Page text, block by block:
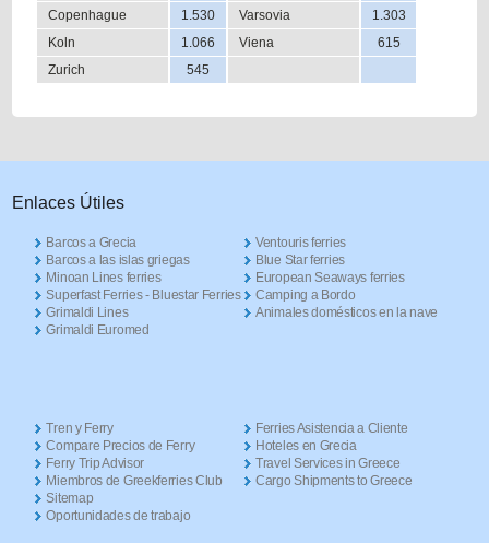
Copenhague
1.530 Varsovia
1.303
Koln
1.066 Viena
615
Zurich
545
Enlaces Útiles
Barcos a Grecia
Barcos a las islas griegas
Minoan Lines ferries
Superfast Ferries - Bluestar Ferries
Grimaldi Lines
Grimaldi Euromed
Ventouris ferries
Blue Star ferries
European Seaways ferries
Camping a Bordo
Animales domésticos en la nave
Tren y Ferry
Compare Precios de Ferry
Ferry Trip Advisor
Miembros de Greekferries Club
Sitemap
Oportunidades de trabajo
Ferries Asistencia a Cliente
Hoteles en Grecia
Travel Services in Greece
Cargo Shipments to Greece